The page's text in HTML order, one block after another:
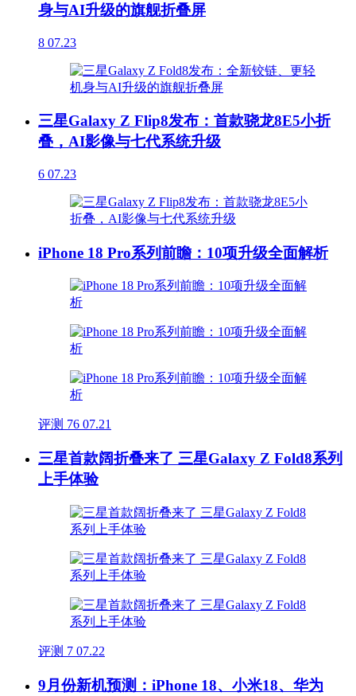
身与AI升级的旗舰折叠屏
8 07.23
三星Galaxy Z Flip8发布：首款骁龙8E5小折
叠，AI影像与七代系统升级
6 07.23
iPhone 18 Pro系列前瞻：10项升级全面解析
评测 76 07.21
三星首款阔折叠来了 三星Galaxy Z Fold8系列
上手体验
评测 7 07.22
9月份新机预测：iPhone 18、小米18、华为